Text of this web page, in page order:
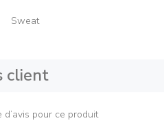
Sweat
client
d’avis pour ce produit